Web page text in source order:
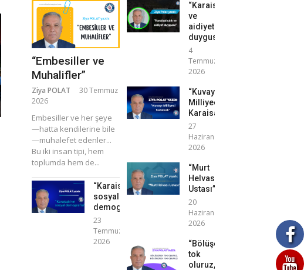
“Embesiller ve
Muhalifler”
Ziya POLAT
30 Temmuz
2026
​Embesiller ve her şeye
—hatta kendilerine bile
—muhalefet edenler...
Bu iki insan tipi, hem
toplumda hem de...
“Karaisalı’nın
sosyal
demografisi”
23
Temmuz
2026
“Karaisalıcılık
ve
aidiyet
duygusu”
4
Temmuz
2026
“Kuvayı
Milliyeci
Karaisalı”
27
Haziran
2026
“Murt
Helvası
Ustası”
20
Haziran
2026
“Bölüşerek
tok
oluruz,